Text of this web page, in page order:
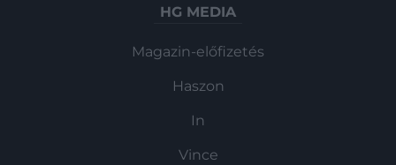
HG MEDIA
Magazin-előfizetés
Haszon
In
Vince